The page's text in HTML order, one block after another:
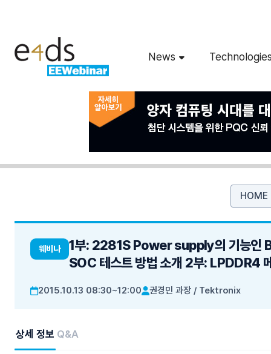
News
HOME
웨비나
1부: 2281S Power supply의 기능인
SOC 테스트 방법 소개 2부: LPDDR4
2015.10.13 08:30~12:00 권경민 과장 / Tektronix
상세 정보 Q&A